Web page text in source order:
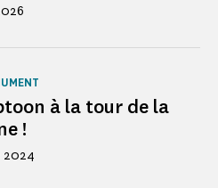
à la tour de la
!
2024